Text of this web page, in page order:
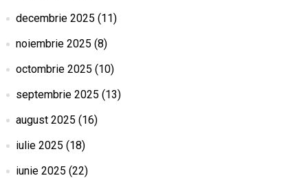
decembrie 2025 (11)
noiembrie 2025 (8)
octombrie 2025 (10)
septembrie 2025 (13)
august 2025 (16)
iulie 2025 (18)
iunie 2025 (22)